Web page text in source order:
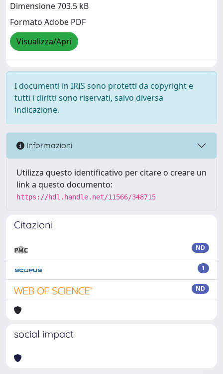
Dimensione 703.5 kB
Formato Adobe PDF
Visualizza/Apri
I documenti in IRIS sono protetti da copyright e
tutti i diritti sono riservati, salvo diversa
indicazione.
Informazioni
Utilizza questo identificativo per citare o creare un
link a questo documento:
https://hdl.handle.net/11566/348715
Citazioni
ND
1
ND
social impact